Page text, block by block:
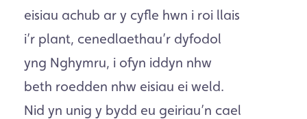
eisiau achub ar y cyfle hwn i roi llais
i’r plant, cenedlaethau’r dyfodol
yng Nghymru, i ofyn iddyn nhw
beth roedden nhw eisiau ei weld.
Nid yn unig y bydd eu geiriau’n cael